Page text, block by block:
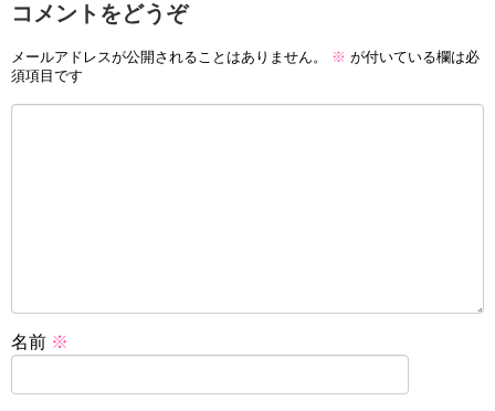
コメントをどうぞ
メールアドレスが公開されることはありません。 ※ が付いている欄は必
須項目です
名前 ※